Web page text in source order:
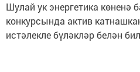
Шулай ук энергетика көненә
конкурсында актив
истәлекле бүләкләр белән